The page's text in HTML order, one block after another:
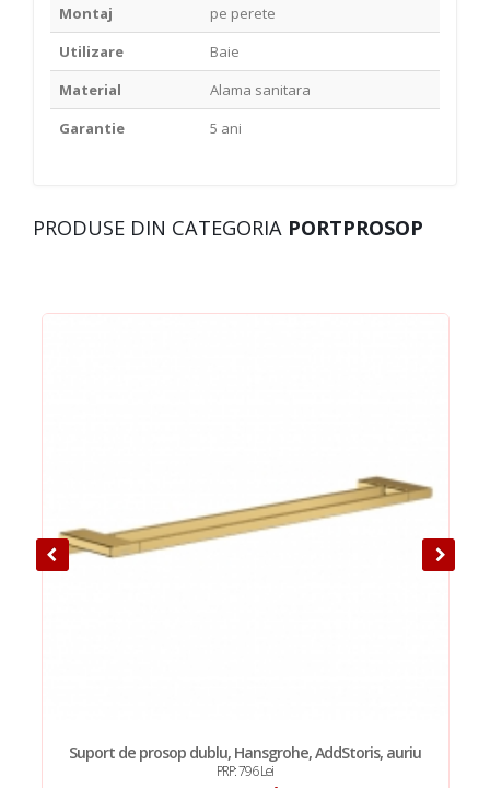
Montaj
pe perete
Utilizare
Baie
Material
Alama sanitara
Garantie
5 ani
PRODUSE DIN CATEGORIA PORTPROSOP
Suport de prosop dublu, Hansgrohe, AddStoris, auriu
PRP: 796 Lei